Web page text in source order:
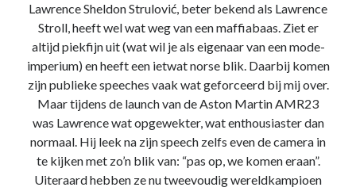
Lawrence Sheldon Strulović, beter bekend als Lawrence
Stroll, heeft wel wat weg van een maffiabaas. Ziet er
altijd piekfijn uit (wat wil je als eigenaar van een mode-
imperium) en heeft een ietwat norse blik. Daarbij komen
zijn publieke speeches vaak wat geforceerd bij mij over.
Maar tijdens de launch van de Aston Martin AMR23
was Lawrence wat opgewekter, wat enthousiaster dan
normaal. Hij leek na zijn speech zelfs even de camera in
te kijken met zo’n blik van: “pas op, we komen eraan”.
Uiteraard hebben ze nu tweevoudig wereldkampioen